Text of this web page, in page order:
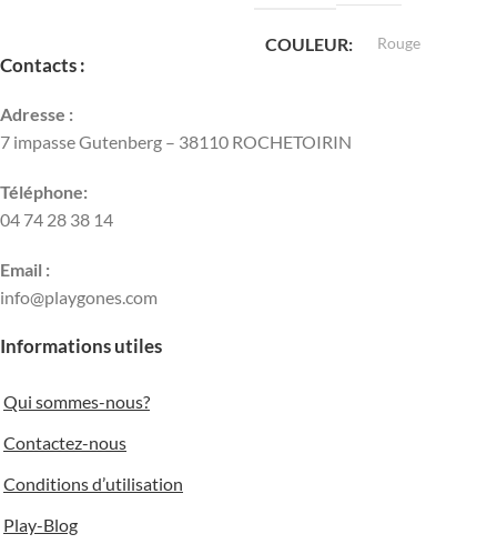
COULEUR Rouge
Contacts :
Adresse :
7 impasse Gutenberg – 38110 ROCHETOIRIN
Téléphone:
04 74 28 38 14
Email :
info@playgones.com
Informations utiles
Qui sommes-nous?
Contactez-nous
Conditions d’utilisation
Play-Blog